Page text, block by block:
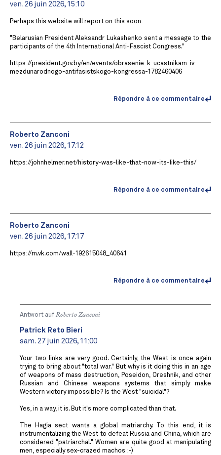
ven. 26 juin 2026, 15:10
Perhaps this website will report on this soon:
"Belarusian President Aleksandr Lukashenko sent a message to the
participants of the 4th International Anti-Fascist Congress."
https://president.gov.by/en/events/obrasenie-k-ucastnikam-iv-
mezdunarodnogo-antifasistskogo-kongressa-1782460406
Répondre à ce commentaire
Roberto Zanconi
ven. 26 juin 2026, 17:12
https://johnhelmer.net/history-was-like-that-now-its-like-this/
Répondre à ce commentaire
Roberto Zanconi
ven. 26 juin 2026, 17:17
https://m.vk.com/wall-192615048_40641
Répondre à ce commentaire
Antwort auf Roberto Zanconi
Patrick Reto Bieri
sam. 27 juin 2026, 11:00
Your two links are very good. Certainly, the West is once again
trying to bring about "total war." But why is it doing this in an age
of weapons of mass destruction, Poseidon, Oreshnik, and other
Russian and Chinese weapons systems that simply make
Western victory impossible? Is the West "suicidal"?
Yes, in a way, it is. But it's more complicated than that.
The Hagia sect wants a global matriarchy. To this end, it is
instrumentalizing the West to defeat Russia and China, which are
considered "patriarchal." Women are quite good at manipulating
men, especially sex-crazed machos :-)